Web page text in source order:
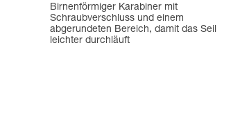
Birnenförmiger Karabiner mit
Schraubverschluss und einem
abgerundeten Bereich, damit das Seil
leichter durchläuft